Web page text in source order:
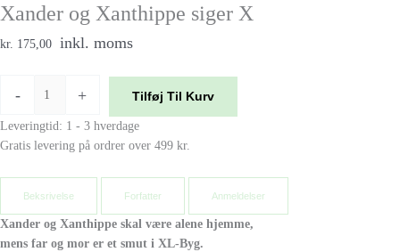
Xander og Xanthippe siger X
kr. 175,00 inkl. moms
- + Tilføj Til Kurv
Leveringtid: 1 - 3 hverdage
Gratis levering på ordrer over 499 kr.
Beksrivelse Forfatter Anmeldelser
Xander og Xanthippe skal være alene hjemme,
mens far og mor er et smut i XL-Byg.